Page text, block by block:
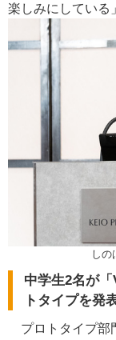
楽しみにしている
しの
中学生2名が
トタイプを発
プロトタイプ部